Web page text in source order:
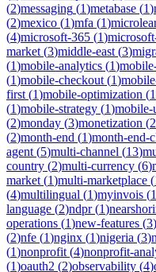
(2)messaging (1)metabase (1)
(2)mexico (1)mfa (1)
(4)microsoft-365 (1)
market (3)middle-east (3)
(1)mobile-analytics (1)
(1)mobile-checkout (1)
first (1)mobile-optimization (1
(1)mobile-strategy (1)mobile-
(2)monday (3)monetization (2
(2)month-end (1)month-end-
agent (5)multi-channel (13)
country (2)multi-currency (6)
market (1)multi-marketplace (
(4)multilingual (1)myinvois (1
language (2)ndpr(1)
operations (1)new-features (3)
(2)nfe (1)nginx (1)nigeria (3)
(1)nonprofit (4)nonprofit-
(1)oauth2 (2)observability (4)